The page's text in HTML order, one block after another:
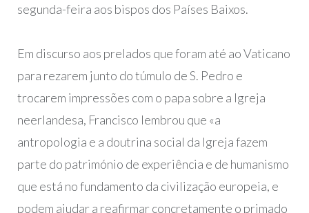
segunda-feira aos bispos dos Países Baixos.
Em discurso aos prelados que foram até ao Vaticano
para rezarem junto do túmulo de S. Pedro e
trocarem impressões com o papa sobre a Igreja
neerlandesa, Francisco lembrou que «a
antropologia e a doutrina social da Igreja fazem
parte do património de experiência e de humanismo
que está no fundamento da civilização europeia, e
podem ajudar a reafirmar concretamente o primado